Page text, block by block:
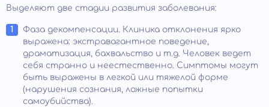
Выделяют две стадии развития заболевания:
Фаза декомпенсации. Клиника отклонения ярко
выражена: экстравагантное поведение,
драматизация, бахвальство и т.д. Человек ведет
себя странно и неестественно. Симптомы могут
быть выражены в легкой или тяжелой форме
(нарушения сознания, ложные попытки
самоубийства).